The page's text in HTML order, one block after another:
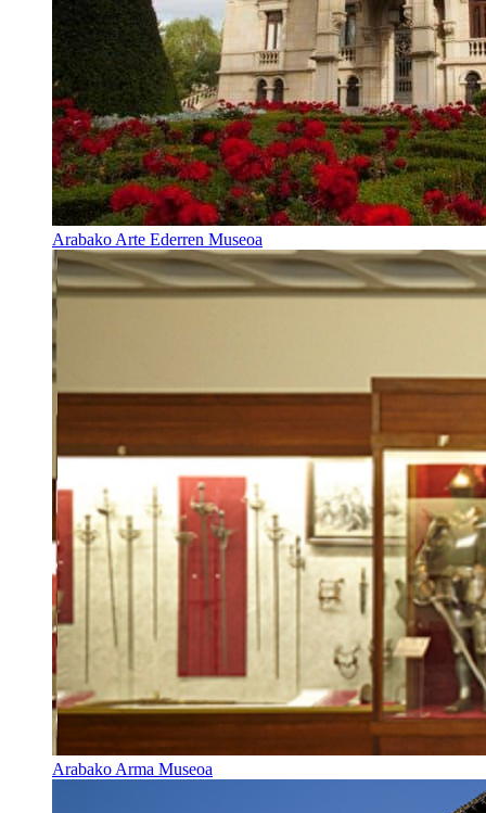
Arabako Arte Ederren Museoa
Arabako Arma Museoa